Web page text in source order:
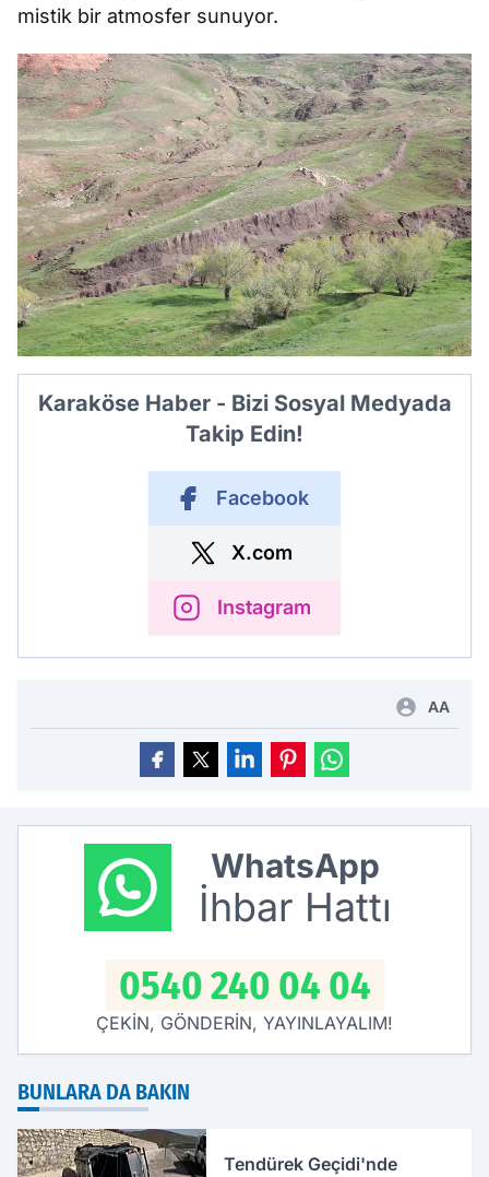
mistik bir atmosfer sunuyor.
Karaköse Haber - Bizi Sosyal Medyada
Takip Edin!
Facebook
X.com
Instagram
AA
WhatsApp
İhbar Hattı
0540 240 04 04
ÇEKİN, GÖNDERİN, YAYINLAYALIM!
BUNLARA DA BAKIN
Tendürek Geçidi'nde